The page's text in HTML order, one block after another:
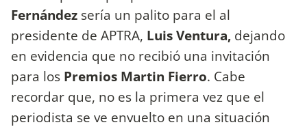
Fernández sería un palito para el al
presidente de APTRA, Luis Ventura, dejando
en evidencia que no recibió una invitación
para los Premios Martin Fierro. Cabe
recordar que, no es la primera vez que el
periodista se ve envuelto en una situación